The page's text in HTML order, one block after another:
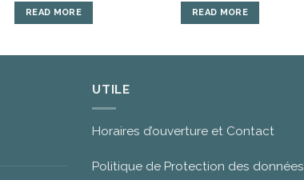
READ MORE READ MORE
UTILE
Horaires d’ouverture et Contact
Politique de Protection des données